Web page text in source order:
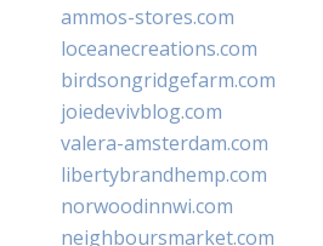
ammos-stores.com
loceanecreations.com
birdsongridgefarm.com
joiedevivblog.com
valera-amsterdam.com
libertybrandhemp.com
norwoodinnwi.com
neighboursmarket.com